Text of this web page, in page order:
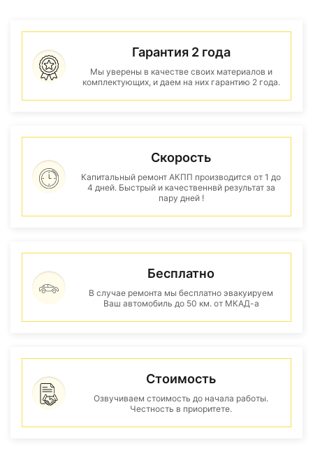
Гарантия 2 года
Мы уверены в качестве своих материалов и
комплектующих, и даем на них гарантию 2 года.
Скорость
Капитальный ремонт АКПП производится от 1 до
4 дней. Быстрый и качественнвй результат за
пару дней !
Бесплатно
В случае ремонта мы бесплатно эвакуируем
Ваш автомобиль до 50 км. от МКАД-а
Стоимость
Озвучиваем стоимость до начала работы.
Честность в приоритете.